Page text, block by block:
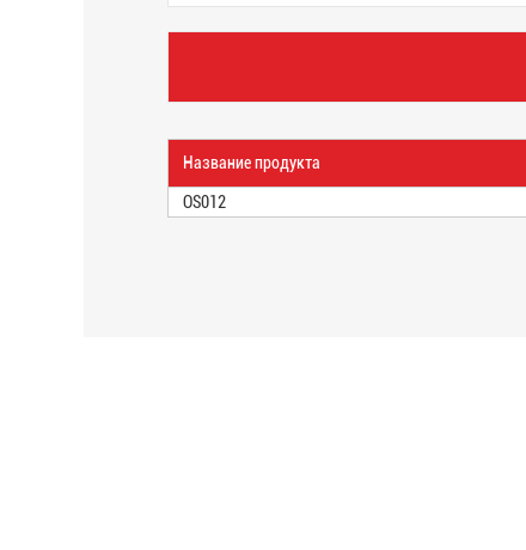
Название продукта
OS012